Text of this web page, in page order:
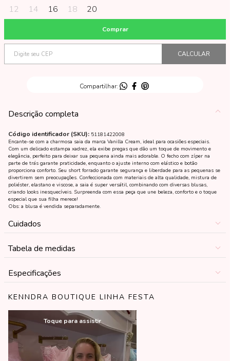
12 14 16 18 20
Descrição completa
Código identificador (SKU): 51181422008
Encante-se com a charmosa saia da marca Vanilla Cream, ideal para ocasiões especiais.
Com um delicado estampa xadrez, ela exibe pregas que dão um toque de movimento e
elegância, perfeito para deixar sua pequena ainda mais adorable. O fecho com zíper na
parte de trás garante praticidade, enquanto o ajuste interno com elástico e botão
proporciona conforto. Seu short forrado garante segurança e liberdade para as pequenas se
divertirem sem preocupações. Confeccionada com materiais de alta qualidade, mistura de
poliéster, elastano e viscose, a saia é super versátil, combinando com diversas blusas,
criando looks inesquecíveis. Surpreenda com essa peça que une beleza, conforto e o toque
especial que sua filha merece!
Obs: a blusa é vendida separadamente.
Cuidados
Tabela de medidas
Especificações
KENNDRA BOUTIQUE LINHA FESTA